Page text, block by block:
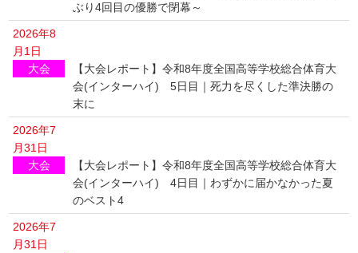
ぶり4回目の優勝で閉幕～
2026年8
月1日
大会
【大会レポート】令和8年度全国高等学校総合体育大
会(インターハイ) 5日目｜死力を尽くした準決勝の
末に
2026年7
月31日
大会
【大会レポート】令和8年度全国高等学校総合体育大
会(インターハイ) 4日目｜わずかに届かなかった夏
のベスト4
2026年7
月31日